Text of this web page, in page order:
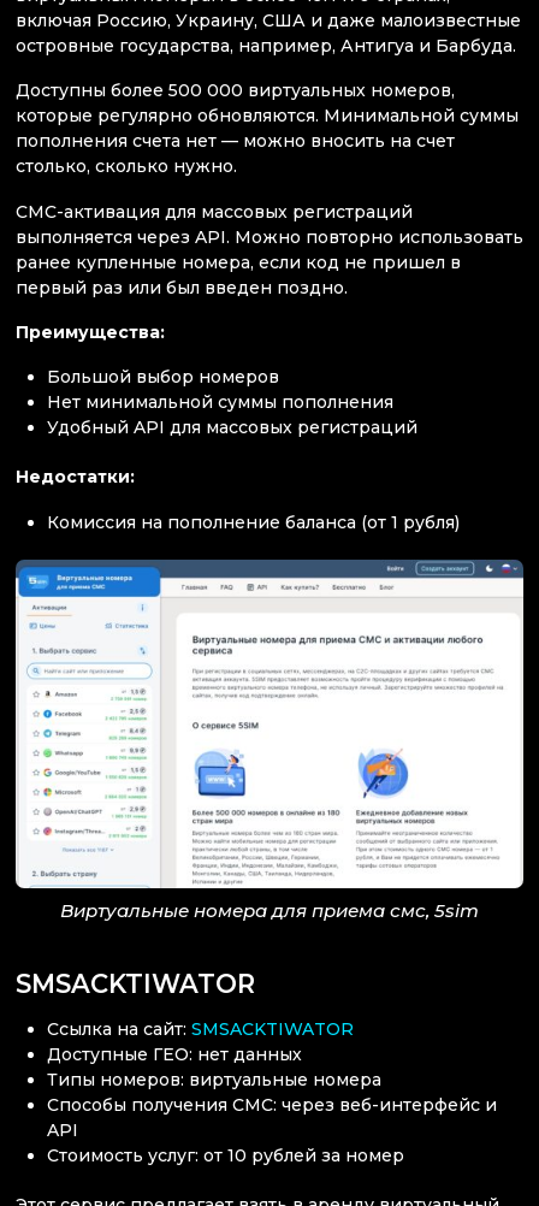
включая Россию, Украину, США и даже малоизвестные
островные государства, например, Антигуа и Барбуда.
Доступны более 500 000 виртуальных номеров,
которые регулярно обновляются. Минимальной суммы
пополнения счета нет — можно вносить на счет
столько, сколько нужно.
СМС-активация для массовых регистраций
выполняется через API. Можно повторно использовать
ранее купленные номера, если код не пришел в
первый раз или был введен поздно.
Преимущества:
Большой выбор номеров
Нет минимальной суммы пополнения
Удобный API для массовых регистраций
Недостатки:
Комиссия на пополнение баланса (от 1 рубля)
Виртуальные номера для приема смс, 5sim
SMSACKTIWATOR
Ссылка на сайт:SMSACKTIWATOR
Доступные ГЕО: нет данных
Типы номеров: виртуальные номера
Способы получения СМС: через веб-интерфейс и
API
Стоимость услуг: от 10 рублей за номер